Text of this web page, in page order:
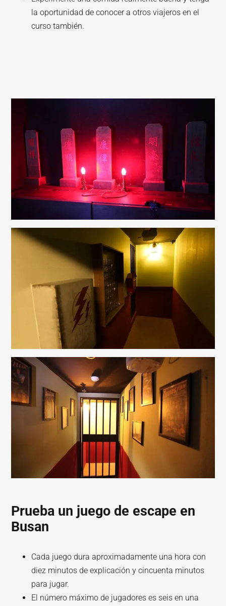
la oportunidad de conocer a otros viajeros en el
curso también.
Prueba un juego de escape en
Busan
Cada juego dura aproximadamente una hora con
diez minutos de explicación y cincuenta minutos
para jugar.
El número máximo de jugadores es seis en una